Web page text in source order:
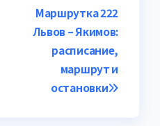
Маршрутка 222
Львов – Якимов:
расписание,
маршрут и
остановки